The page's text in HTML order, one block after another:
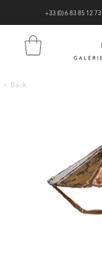
+33 (0) 6 83 85 12 73
< Back